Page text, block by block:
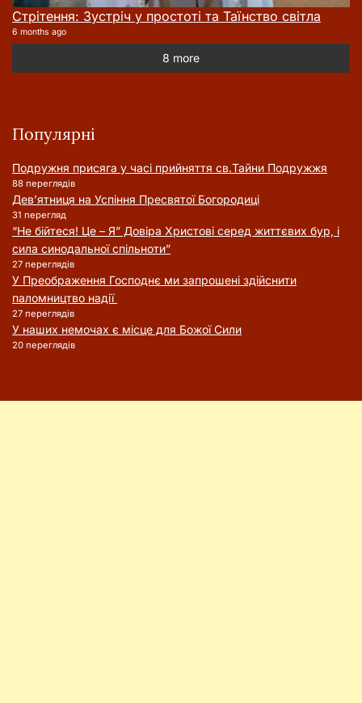
Стрітення: Зустріч у простоті та Таїнство світла
6 months ago
8 more
Популярні
Подружня присягa у часі прийняття cв.Тайни Подружжя
88 переглядів
Дев’ятниця на Успіння Пресвятої Богородиці
31 перегляд
“Не бійтеся! Це – Я” Довіра Христові серед життєвих бур, і
сила синодальної спільноти”
27 переглядів
У Преображення Господнє ми запрошені здійснити
паломництво надії
27 переглядів
У наших немочах є місце для Божої Сили
20 переглядів